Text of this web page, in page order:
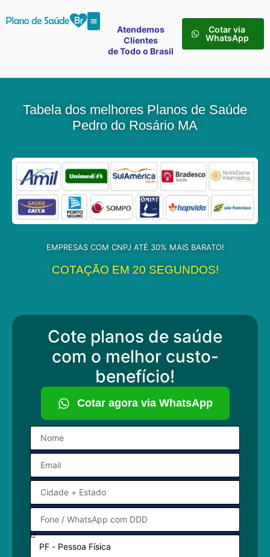
Atendemos
Clientes
de Todo o Brasil
Cotar via
WhatsApp
Tabela dos melhores Planos de Saúde
Pedro do Rosário MA
EMPRESAS COM CNPJ ATÉ 30% MAIS BARATO!
COTAÇÃO EM 20 SEGUNDOS!
Cote planos de saúde
com o melhor custo-
benefício!
Cotar agora via WhatsApp